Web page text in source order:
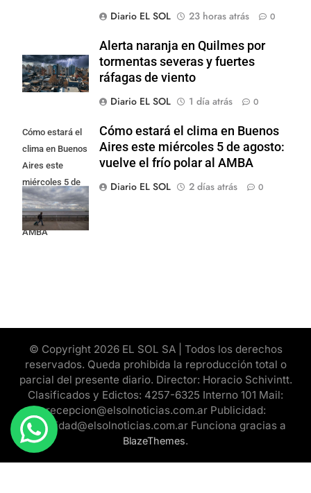
Diario EL SOL
23 horas atrás 0
Alerta naranja en Quilmes por
tormentas severas y fuertes
ráfagas de viento
Diario EL SOL
1 día atrás 0
Cómo estará el
clima en Buenos
Aires este
miércoles 5 de
agosto: vuelve el
frío polar al
AMBA
Cómo estará el clima en Buenos
Aires este miércoles 5 de agosto:
vuelve el frío polar al AMBA
Diario EL SOL
2 días atrás 0
© Copyright 2026 EL SOL SA | Todos los derechos
reservados. Queda prohibida la reproducción total o
parcial del presente diario. Director: Horacio Schivintt.
Clasificados y Edictos: 4257-6325 Interno 101 Mail:
recepcion@elsolnoticias.com.ar Publicidad:
publicidad@elsolnoticias.com.ar Funciona gracias a
BlazeThemes.